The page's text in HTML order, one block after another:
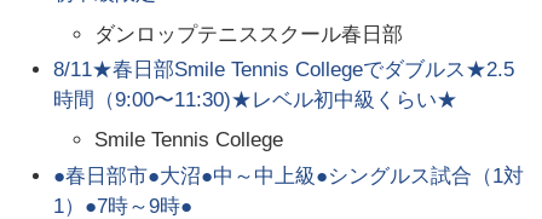
ダンロップテニススクール春日部
8/11★春日部Smile Tennis Collegeでダブルス★2.5
時間（9:00〜11:30)★レベル初中級くらい★
Smile Tennis College
●春日部市●大沼●中～中上級●シングルス試合（1対
1）●7時～9時●